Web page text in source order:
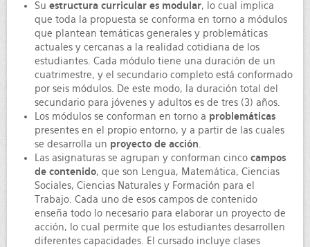
Su estructura curricular es modular, lo cual implica
que toda la propuesta se conforma en torno a módulos
que plantean temáticas generales y problemáticas
actuales y cercanas a la realidad cotidiana de los
estudiantes. Cada módulo tiene una duración de un
cuatrimestre, y el secundario completo está conformado
por seis módulos. De este modo, la duración total del
secundario para jóvenes y adultos es de tres (3) años.
Los módulos se conforman en torno a problemáticas
presentes en el propio entorno, y a partir de las cuales
se desarrolla un proyecto de acción
Las asignaturas se agrupan y conforman cinco campos
de contenido, que son Lengua, Matemática, Ciencias
Sociales, Ciencias Naturales y Formación para el
Trabajo. Cada uno de esos campos de contenido
enseña todo lo necesario para elaborar un proyecto de
acción, lo cual permite que los estudiantes desarrollen
diferentes capacidades. El cursado incluye clases